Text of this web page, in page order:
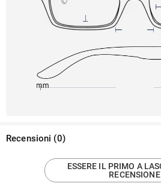
145mm
Recensioni (0)
ESSERE IL PRIMO A
RECENSIONE